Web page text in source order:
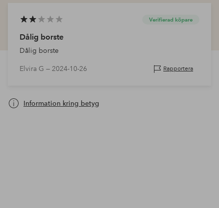
Verifierad köpare
Dålig borste
Dålig borste
Elvira G — 2024-10-26 Rapportera
Information kring betyg